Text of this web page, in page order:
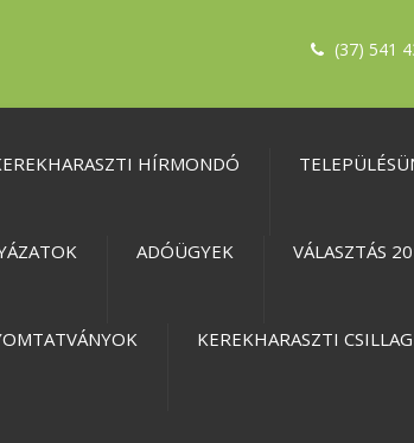
(37) 541
HÍRMONDÓ
ADÓÜGYEK VÁLASZTÁS
KEREKHARASZTI